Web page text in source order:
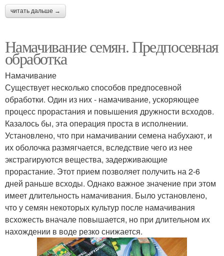
читать дальше →
Намачивание семян. Предпосевная
обработка
Намачивание
Существует несколько способов предпосевной
обработки. Один из них - намачивание, ускоряющее
процесс прорастания и повышения дружности всходов.
Казалось бы, эта операция проста в исполнении.
Установлено, что при намачивании семена набухают, и
их оболочка размягчается, вследствие чего из нее
экстрагируются вещества, задерживающие
прорастание. Этот прием позволяет получить на 2-6
дней раньше всходы. Однако важное значение при этом
имеет длительность намачивания. Было установлено,
что у семян некоторых культур после намачивания
всхожесть вначале повышается, но при длительном их
нахождении в воде резко снижается.